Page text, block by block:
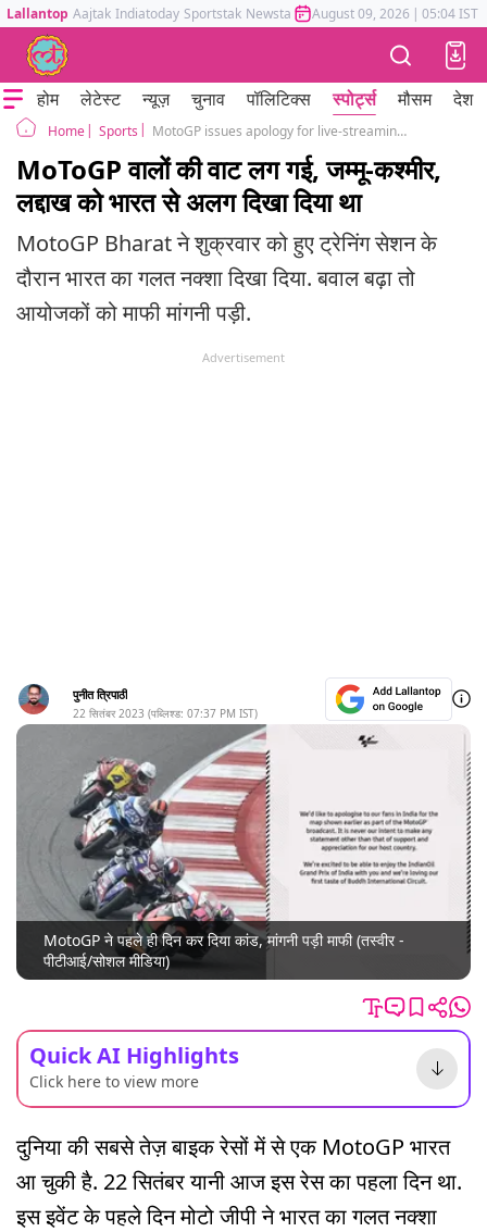
Lallantop Aajtak Indiatoday Sportstak Newstak Mumbai Tak Astrotak
August 09, 2026 | 05:04 IST
होम लेटेस्ट न्यूज़ चुनाव पॉलिटिक्स स्पोर्ट्स मौसम देश
Home Sports MotoGP issues apology for live-streaming distorted Indian map on Day 1
MoToGP वालों की वाट लग गई, जम्मू-कश्मीर,
लद्दाख को भारत से अलग दिखा दिया था
MotoGP Bharat ने शुक्रवार को हुए ट्रेनिंग सेशन के
दौरान भारत का गलत नक्शा दिखा दिया. बवाल बढ़ा तो
आयोजकों को माफी मांगनी पड़ी.
Advertisement
पुनीत त्रिपाठी
22 सितंबर 2023 (पब्लिश्ड: 07:37 PM IST)
MotoGP ने पहले ही दिन कर दिया कांड, मांगनी पड़ी माफी (तस्वीर -
पीटीआई/सोशल मीडिया)
Quick AI Highlights
Click here to view more
दुनिया की सबसे तेज़ बाइक रेसों में से एक MotoGP भारत
आ चुकी है. 22 सितंबर यानी आज इस रेस का पहला दिन था.
इस इवेंट के पहले दिन मोटो जीपी ने भारत का गलत नक्शा